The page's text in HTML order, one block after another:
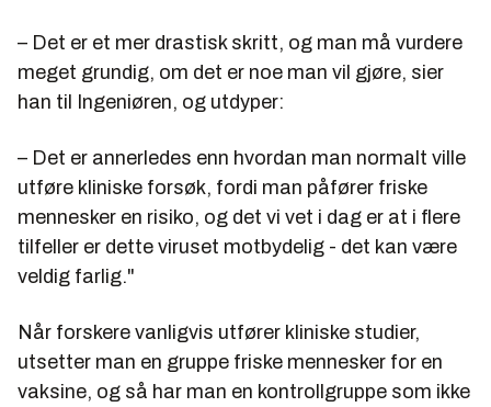
– Det er et mer drastisk skritt, og man må vurdere
meget grundig, om det er noe man vil gjøre, sier
han til Ingeniøren, og utdyper:
– Det er annerledes enn hvordan man normalt ville
utføre kliniske forsøk, fordi man påfører friske
mennesker en risiko, og det vi vet i dag er at i flere
tilfeller er dette viruset motbydelig - det kan være
veldig farlig."
Når forskere vanligvis utfører kliniske studier,
utsetter man en gruppe friske mennesker for en
vaksine, og så har man en kontrollgruppe som ikke